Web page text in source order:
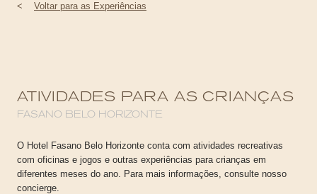
< Voltar para as Experiências
ATIVIDADES PARA AS CRIANÇAS
FASANO BELO HORIZONTE
O Hotel Fasano Belo Horizonte conta com atividades recreativas
com oficinas e jogos e outras experiências para crianças em
diferentes meses do ano. Para mais informações, consulte nosso
concierge.